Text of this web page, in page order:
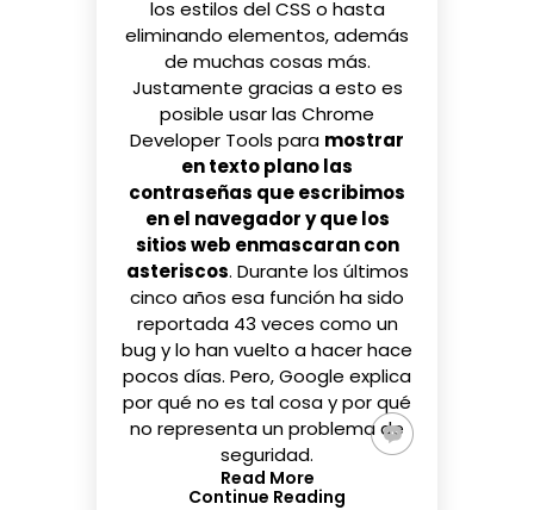
los estilos del CSS o hasta
eliminando elementos, además
de muchas cosas más.
Justamente gracias a esto es
posible usar las Chrome
Developer Tools para mostrar
en texto plano las
contraseñas que escribimos
en el navegador y que los
sitios web enmascaran con
asteriscos. Durante los últimos
cinco años esa función ha sido
reportada 43 veces como un
bug y lo han vuelto a hacer hace
pocos días. Pero, Google explica
por qué no es tal cosa y por qué
no representa un problema de
seguridad.
Read More
Continue Reading